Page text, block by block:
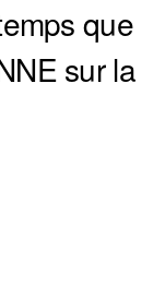
que
sur la